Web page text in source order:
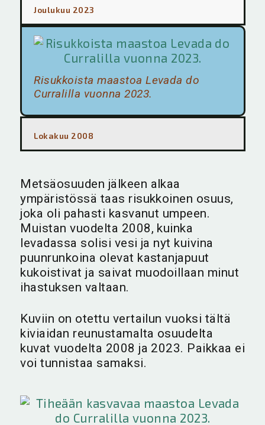
Joulukuu 2023
Risukkoista maastoa Levada do
Curralilla vuonna 2023.
Lokakuu 2008
Metsäosuuden jälkeen alkaa
ympäristössä taas risukkoinen osuus,
joka oli pahasti kasvanut umpeen.
Muistan vuodelta 2008, kuinka
levadassa solisi vesi ja nyt kuivina
puunrunkoina olevat kastanjapuut
kukoistivat ja saivat muodoillaan minut
ihastuksen valtaan.
Kuviin on otettu vertailun vuoksi tältä
kiviaidan reunustamalta osuudelta
kuvat vuodelta 2008 ja 2023. Paikkaa ei
voi tunnistaa samaksi.